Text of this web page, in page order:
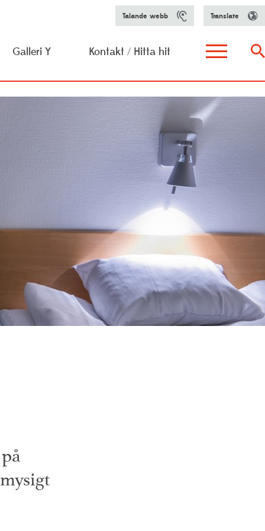
Galleri Y Kontakt / Hitta hit
aktiviteter
Talande webb Translate